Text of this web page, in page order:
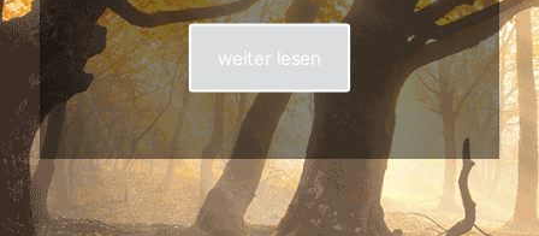
weiter lesen